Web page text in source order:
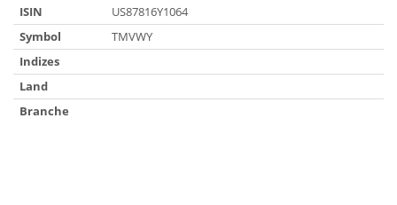
ISIN
US87816Y1064
Symbol
TMVWY
Indizes
Land
Branche